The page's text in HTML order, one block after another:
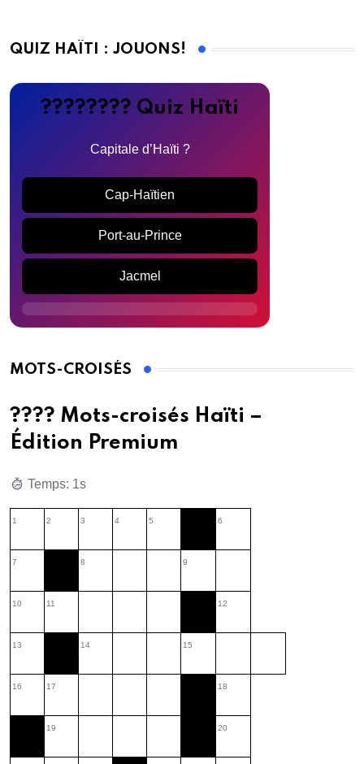
QUIZ HAÏTI : JOUONS!
???????? Quiz Haïti
Capitale d’Haïti ?
Cap-Haïtien
Port-au-Prince
Jacmel
MOTS-CROISÉS
???? Mots-croisés Haïti –
Édition Premium
Temps: 1s
1 2 3 4 5 6
7 8 9
10 11 12
13 14 15
16 17 18
19 20